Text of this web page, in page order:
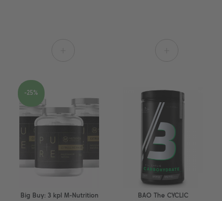
Big Buy: 3 kpl M-Nutrition
-25%
BAO The CYCLIC